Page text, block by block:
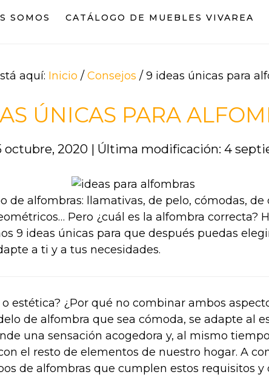
SOMOS CATÁLOGO DE MUEBLES VIVAREA
aquí: Inicio / Consejos / 9 ideas únicas para
ÚNICAS PARA
octubre, 2020 | Última modificación: 4
de alfombras: llamativas, de pelo, cómodas, de
Pero ¿cuál es la alfombra correcta?
9 ideas únicas para que después puedas
a ti y a tus necesidades.
estética? ¿Por qué no combinar ambos
de alfombra que sea cómoda, se adapte al
una sensación acogedora y, al mismo
el resto de elementos de nuestro hogar. A
de alfombras que cumplen estos requisitos y